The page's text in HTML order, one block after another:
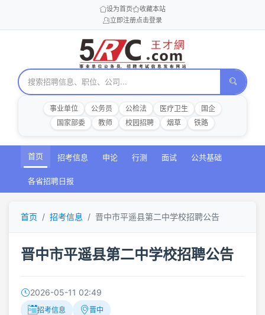
设为首页
收藏本站
立即注册点击登录
事业单位 公务员 公检法 医疗卫生
国企
国家部委
教师 校园招聘 烟草 铁路
首页 招考信息 申论 行测 面试 公共基础
各省招聘日报
首页 招考信息 晋中市平遥县第二中学校招聘公告
晋中市平遥县第二中学校招聘公告
2026-05-11 02:49
招考信息 晋中